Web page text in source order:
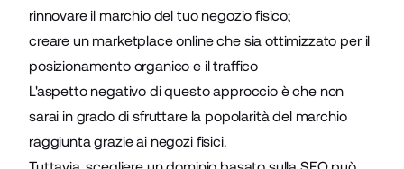
rinnovare il marchio del tuo negozio fisico;
creare un marketplace online che sia ottimizzato per il
posizionamento organico e il traffico
L'aspetto negativo di questo approccio è che non
sarai in grado di sfruttare la popolarità del marchio
raggiunta grazie ai negozi fisici.